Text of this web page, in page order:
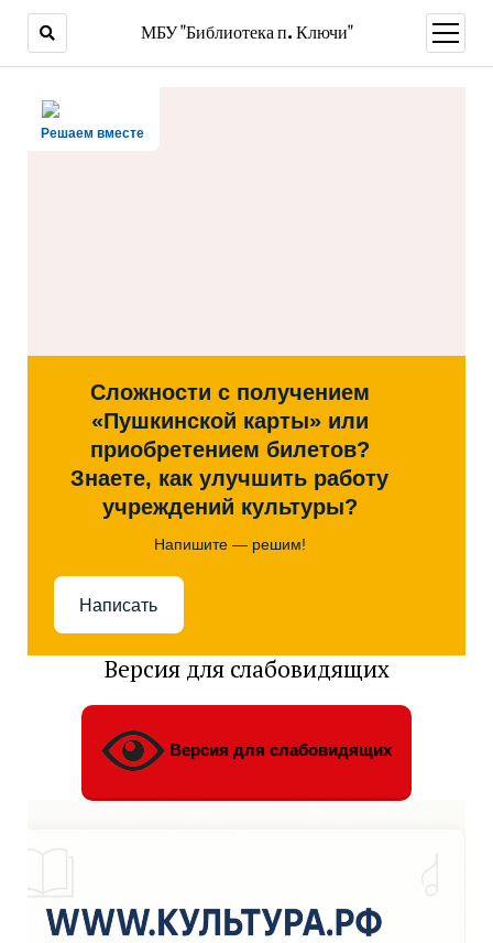
МБУ "Библиотека п. Ключи"
меню
Решаем вместе
Сложности с получением
«Пушкинской карты» или
приобретением билетов?
Знаете, как улучшить работу
учреждений культуры?
Напишите — решим!
Написать
Версия для слабовидящих
Версия для слабовидящих